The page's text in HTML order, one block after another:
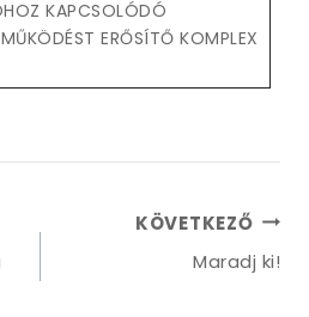
KAPCSOLÓDÓ
ERŐSÍTŐ KOMPLEX
KÖVETKEZŐ
Maradj ki!